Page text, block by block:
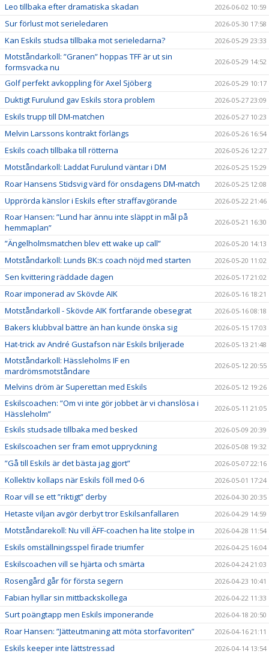
Leo tillbaka efter dramatiska skadan 2026-06-02 10:59
Sur förlust mot serieledaren 2026-05-30 17:58
Kan Eskils studsa tillbaka mot serieledarna? 2026-05-29 23:33
Motståndarkoll: ”Granen” hoppas TFF är ut sin
formsvacka nu
2026-05-29 14:52
Golf perfekt avkoppling för Axel Sjöberg 2026-05-29 10:17
Duktigt Furulund gav Eskils stora problem 2026-05-27 23:09
Eskils trupp till DM-matchen 2026-05-27 10:23
Melvin Larssons kontrakt förlängs 2026-05-26 16:54
Eskils coach tillbaka till rötterna 2026-05-26 12:27
Motståndarkoll: Laddat Furulund väntar i DM 2026-05-25 15:29
Roar Hansens Stidsvig värd för onsdagens DM-match 2026-05-25 12:08
Upprörda känslor i Eskils efter straffavgörande 2026-05-22 21:46
Roar Hansen: ”Lund har ännu inte släppt in mål på
hemmaplan”
2026-05-21 16:30
”Ängelholmsmatchen blev ett wake up call” 2026-05-20 14:13
Motståndarkoll: Lunds BK:s coach nöjd med starten 2026-05-20 11:02
Sen kvittering räddade dagen 2026-05-17 21:02
Roar imponerad av Skövde AIK 2026-05-16 18:21
Motståndarkoll - Skövde AIK fortfarande obesegrat 2026-05-16 08:18
Bakers klubbval bättre än han kunde önska sig 2026-05-15 17:03
Hat-trick av André Gustafson när Eskils briljerade 2026-05-13 21:48
Motståndarkoll: Hässleholms IF en
mardrömsmotståndare
2026-05-12 20:55
Melvins dröm är Superettan med Eskils 2026-05-12 19:26
Eskilscoachen: ”Om vi inte gör jobbet är vi chanslösa i
Hässleholm”
2026-05-11 21:05
Eskils studsade tillbaka med besked 2026-05-09 20:39
Eskilscoachen ser fram emot uppryckning 2026-05-08 19:32
”Gå till Eskils är det bästa jag gjort” 2026-05-07 22:16
Kollektiv kollaps när Eskils föll med 0-6 2026-05-01 17:24
Roar vill se ett ”riktigt” derby 2026-04-30 20:35
Hetaste viljan avgör derbyt tror Eskilsanfallaren 2026-04-29 14:59
Motståndarekoll: Nu vill ÄFF-coachen ha lite stolpe in 2026-04-28 11:54
Eskils omställningsspel firade triumfer 2026-04-25 16:04
Eskilscoachen vill se hjärta och smärta 2026-04-24 21:03
Rosengård går för första segern 2026-04-23 10:41
Fabian hyllar sin mittbackskollega 2026-04-22 11:33
Surt poängtapp men Eskils imponerande 2026-04-18 20:50
Roar Hansen: ”Jätteutmaning att möta storfavoriten” 2026-04-16 21:11
Eskils keeper inte lättstressad 2026-04-14 13:54